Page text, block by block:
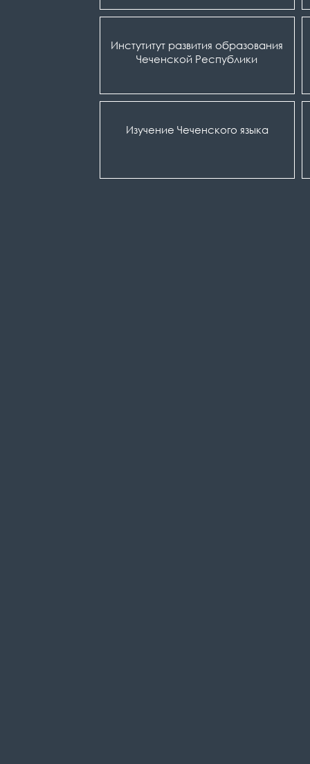
Инстутитут развития образования
Чеченской Республики
Изучение Чеченского языка